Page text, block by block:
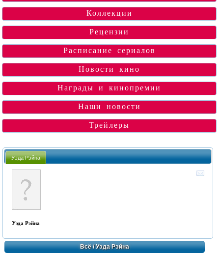
Коллекции
Рецензии
Расписание сериалов
Новости кино
Награды и кинопремии
Наши новости
Трейлеры
Уэда Рэйна
Уэда Рэйна
Всё/ Уэда Рэйна